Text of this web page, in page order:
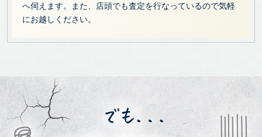
へ伺えます。また、店頭でも査定を行なっているので気軽
にお越しください。